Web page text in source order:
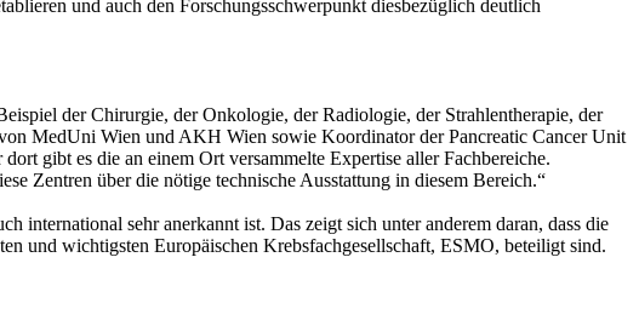
und auch den Forschungsschwerpunkt diesbezüglich deutlich
der Chirurgie, der Onkologie, der Radiologie, der Strahlentherapie, der
MedUni Wien und AKH Wien sowie Koordinator der Pancreatic Cancer Unit
gibt es die an einem Ort versammelte Expertise aller Fachbereiche.
Zentren über die nötige technische Ausstattung in diesem Bereich.“
sehr anerkannt ist. Das zeigt sich unter anderem daran, dass die
und wichtigsten Europäischen Krebsfachgesellschaft, ESMO, beteiligt sind.